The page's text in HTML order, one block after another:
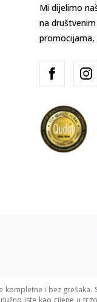
Mi dijelimo
na
promocijama,
i bez grešaka.